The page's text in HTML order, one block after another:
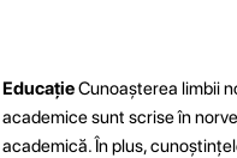
EducațieCunoașterea limbii
academice sunt scrise în
academică. În plus,